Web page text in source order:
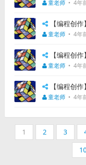
童老师 • 4年
【编程创
童老师 • 4年
【编程创
童老师 • 4年
【编程创
童老师 • 4年
1 2 3